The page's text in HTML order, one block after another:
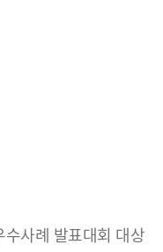
사례 발표대회 대상